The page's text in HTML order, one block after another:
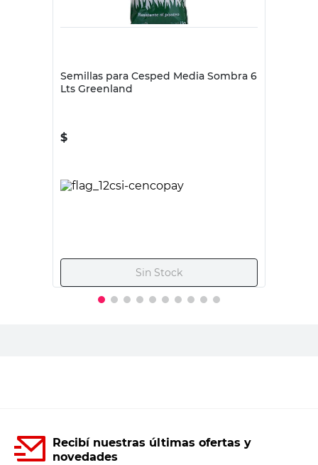
Agregar al carrito
Recibí nuestras últimas ofertas y
novedades